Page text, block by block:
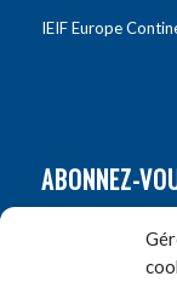
IEIF Europe
ABONNEZ-